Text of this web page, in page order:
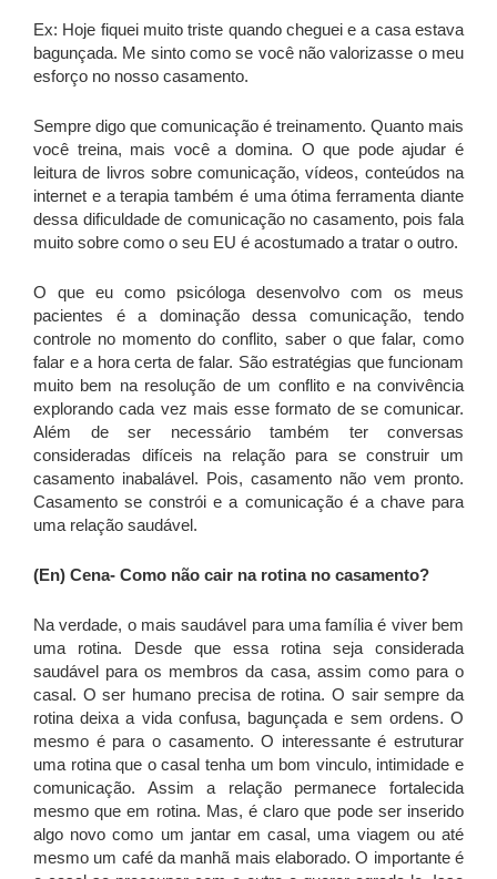
Ex: Hoje fiquei muito triste quando cheguei e a casa estava
bagunçada. Me sinto como se você não valorizasse o meu
esforço no nosso casamento.
Sempre digo que comunicação é treinamento. Quanto mais
você treina, mais você a domina. O que pode ajudar é
leitura de livros sobre comunicação, vídeos, conteúdos na
internet e a terapia também é uma ótima ferramenta diante
dessa dificuldade de comunicação no casamento, pois fala
muito sobre como o seu EU é acostumado a tratar o outro.
O que eu como psicóloga desenvolvo com os meus
pacientes é a dominação dessa comunicação, tendo
controle no momento do conflito, saber o que falar, como
falar e a hora certa de falar. São estratégias que funcionam
muito bem na resolução de um conflito e na convivência
explorando cada vez mais esse formato de se comunicar.
Além de ser necessário também ter conversas
consideradas difíceis na relação para se construir um
casamento inabalável. Pois, casamento não vem pronto.
Casamento se constrói e a comunicação é a chave para
uma relação saudável.
(En) Cena- Como não cair na rotina no casamento?
Na verdade, o mais saudável para uma família é viver bem
uma rotina. Desde que essa rotina seja considerada
saudável para os membros da casa, assim como para o
casal. O ser humano precisa de rotina. O sair sempre da
rotina deixa a vida confusa, bagunçada e sem ordens. O
mesmo é para o casamento. O interessante é estruturar
uma rotina que o casal tenha um bom vinculo, intimidade e
comunicação. Assim a relação permanece fortalecida
mesmo que em rotina. Mas, é claro que pode ser inserido
algo novo como um jantar em casal, uma viagem ou até
mesmo um café da manhã mais elaborado. O importante é